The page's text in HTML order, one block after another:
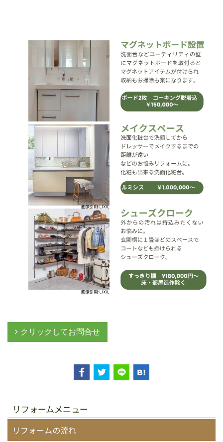
クリックしてお問合せ
リフォームメニュー
リフォームの流れ